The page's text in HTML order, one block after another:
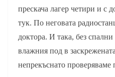
прескача лагер четири и с
тук. По неговата
доктора. И така, без
влажния под в
непрекъснато